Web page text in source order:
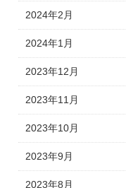
2024年2月
2024年1月
2023年12月
2023年11月
2023年10月
2023年9月
2023年8月